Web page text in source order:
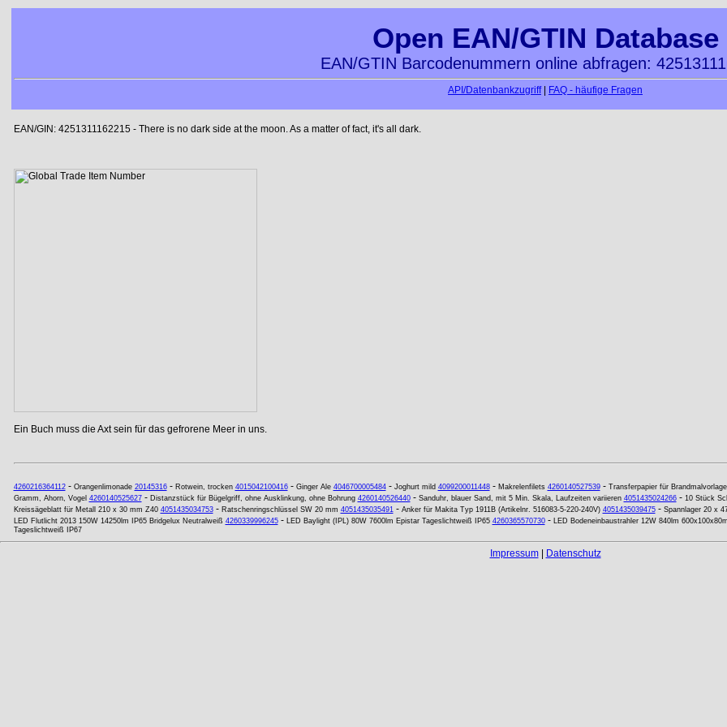
Open EAN/GTIN Database
EAN/GTIN Barcodenummern online abfragen:
API/Datenbankzugriff| FAQ - häufige Fragen
EAN/GIN: 4251311162215 - There is no dark side at the moon. As a matter of fact, it's all dark.
Ein Buch muss die Axt sein für das gefrorene Meer in uns.
4260216364112- Orangenlimonade 20145316- Rotwein, trocken 4015042100416- Ginger Ale 4046700005484- Joghurt mild 4099200011448- Makrelenfilets 4260140527539- Transferpapier für
Gramm, Ahorn, Vogel 4260140525627- Distanzstück für Bügelgriff, ohne Ausklinkung, ohne Bohrung 4260140526440- Sanduhr, blauer Sand, mit 5 Min. Skala, Laufzeiten variieren 4051435024266- 10 Stück
Kreissägeblatt für Metall 210 x 30 mm Z40 4051435034753- Ratschenringschlüssel SW 20 mm 4051435035491- Anker für Makita Typ 1911B (Artikelnr. 516083-5-220-240V) 4051435039475- Spannlager 20 x
LED Flutlicht 2013 150W 14250lm IP65 Bridgelux Neutralweiß 4260339996245- LED Baylight (IPL) 80W 7600lm Epistar Tageslichtweiß IP65 4260365570730- LED Bodeneinbaustrahler 12W 840lm
Tageslichtweiß IP67
Impressum| Datenschutz